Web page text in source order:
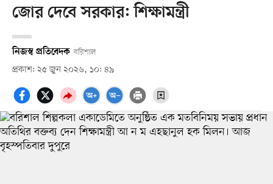
জোর দেবে সরকার: শিক্ষামন্ত্রী
নিজস্ব প্রতিবেদক বরিশাল
প্রকাশ: ২৫ জুন ২০২৬, ১০: ৪৯